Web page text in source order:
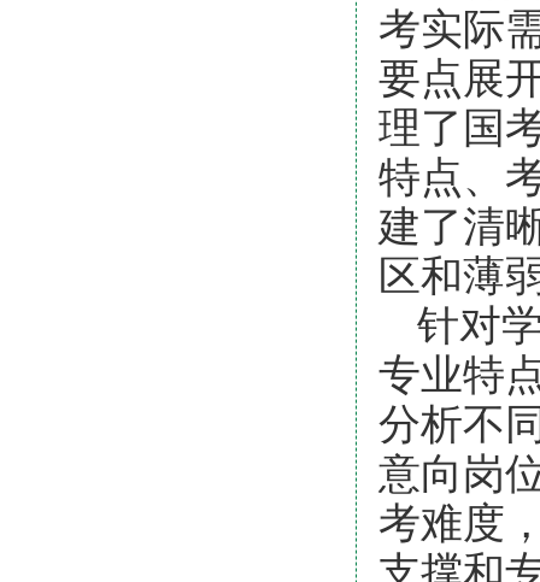
考实际
要点展
理了国
特点、
建了清
区和薄
针对
专业特
分析不
意向岗
考难度
支撑和